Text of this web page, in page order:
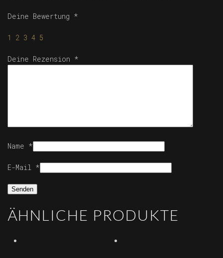
Deine Bewertung *
1 2 3 4 5
Deine Rezension *
Name *
E-Mail *
ÄHNLICHE PRODUKTE